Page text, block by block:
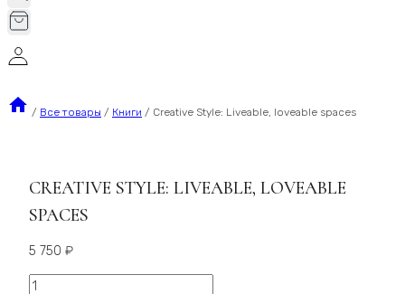
/ Все товары / Книги / Creative Style: Liveable, loveable spaces
CREATIVE STYLE: LIVEABLE, LOVEABLE
SPACES
5 750 ₽
Количество